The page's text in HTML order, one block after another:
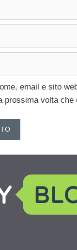
email e sito
prossima volta che